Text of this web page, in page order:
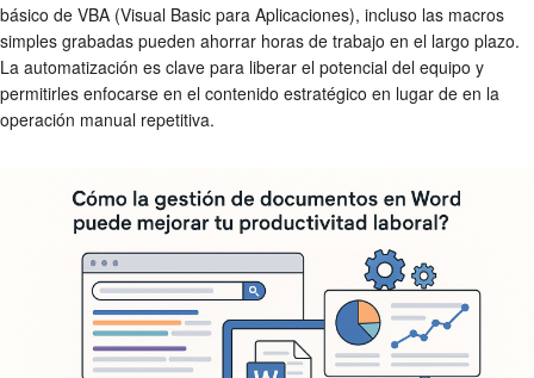
básico de VBA (Visual Basic para Aplicaciones), incluso las macros
simples grabadas pueden ahorrar horas de trabajo en el largo plazo.
La automatización es clave para liberar el potencial del equipo y
permitirles enfocarse en el contenido estratégico en lugar de en la
operación manual repetitiva.